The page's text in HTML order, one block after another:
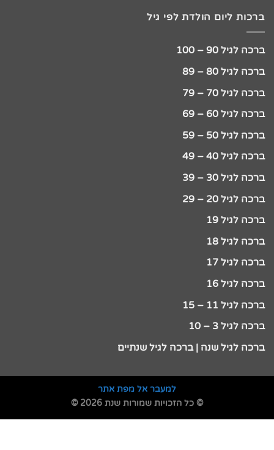
ברכות ליום הולדת לפי גיל
ברכה לגיל 90 – 100
ברכה לגיל 80 – 89
ברכה לגיל 70 – 79
ברכה לגיל 60 – 69
ברכה לגיל 50 – 59
ברכה לגיל 40 – 49
ברכה לגיל 30 – 39
ברכה לגיל 20 – 29
ברכה לגיל 19
ברכה לגיל 18
ברכה לגיל 17
ברכה לגיל 16
ברכה לגיל 11 – 15
ברכה לגיל 3 – 10
ברכה לגיל שנה | ברכה לגיל שנתיים
למעבר אל מפת אתר
© כל הזכויות שמורות שנת 2026 ©